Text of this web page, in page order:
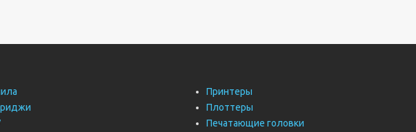
Принтеры
Плоттеры
Печатающие головки